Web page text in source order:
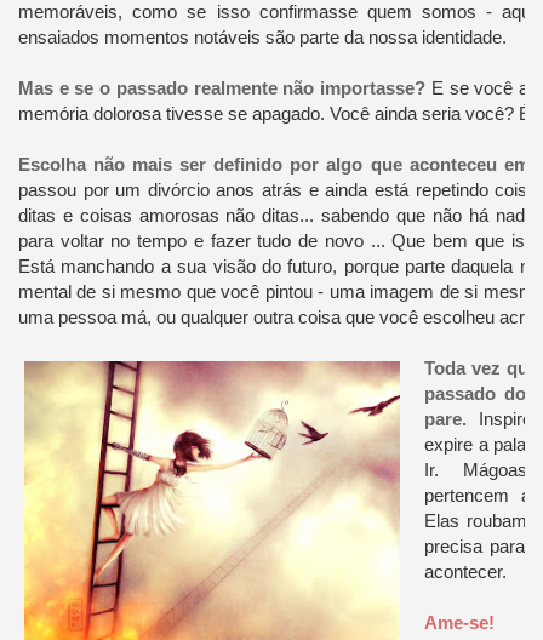
memoráveis, como se isso confirmasse quem somos -
ensaiados momentos notáveis ​​são parte da nossa identidade.
Mas e se o passado realmente não importasse? E se você
memória dolorosa tivesse se apagado. Você ainda seria você? É
Escolha não mais ser definido por algo que aconteceu em
passou por um divórcio anos atrás e ainda está repetindo
ditas e coisas amorosas não ditas... sabendo que não há
para voltar no tempo e fazer tudo de novo ... Que bem que
Está manchando a sua visão do futuro, porque parte daquela
mental de si mesmo que você pintou - uma imagem de si
uma pessoa má, ou qualquer outra coisa que você escolheu
Toda vez
passado
pare.
expire a
Ir.
pertencem
Elas roubam-
precisa para
acontecer.
Ame-se!